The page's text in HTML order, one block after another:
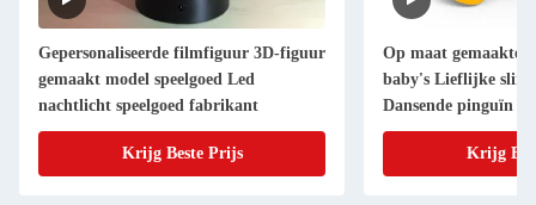
Gepersonaliseerde filmfiguur 3D-figuur
gemaakt model speelgoed Led
nachtlicht speelgoed fabrikant
Krijg Beste Prijs
Op maat gemaakte
baby's Lieflijke
Dansende pinguïn
speelgoed
Krijg